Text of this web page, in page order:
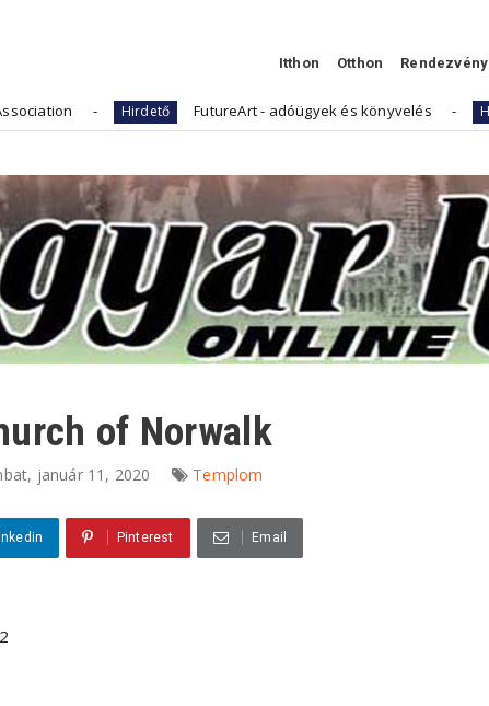
Itthon Otthon
Hirdető FutureArt - adóügyek és könyvelés Hirdető
of Norwalk
január 11, 2020 Templom
Pinterest Email